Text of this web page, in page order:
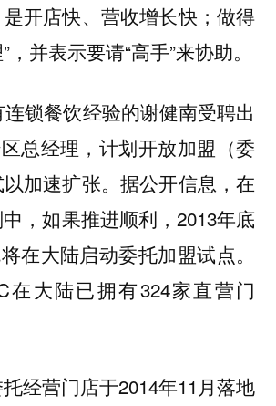
开店快、营收增长快；做得
并表示要请“高手”来协助。
锁餐饮经验的谢健南受聘出
总经理，计划开放加盟（委
加速扩张。据公开信息，在
，如果推进顺利，2013年底
在大陆启动委托加盟试点。
在大陆已拥有324家直营门
经营门店于2014年11月落地